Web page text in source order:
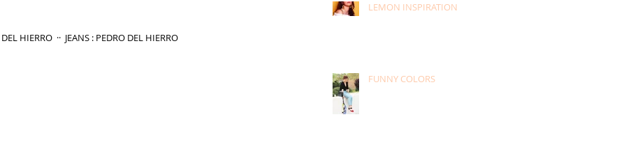
: PEDRO DEL HIERRO  ··  JEANS : PEDRO DEL HIERRO
LEMON INSPIRATION
FUNNY COLORS